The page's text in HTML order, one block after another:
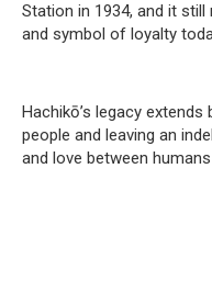
Station in 1934, and it
and symbol of loyalty
Hachikō’s legacy
people and leaving an
and love between